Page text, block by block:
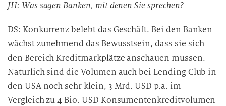
JH: Was sagen Banken, mit denen Sie sprechen?
DS: Konkurrenz belebt das Geschäft. Bei den Banken
wächst zunehmend das Bewusstsein, dass sie sich
den Bereich Kreditmarkplätze anschauen müssen.
Natürlich sind die Volumen auch bei Lending Club in
den USA noch sehr klein, 3 Mrd. USD p.a. im
Vergleich zu 4 Bio. USD Konsumentenkreditvolumen